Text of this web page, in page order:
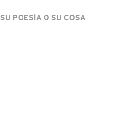
SU POESÍA O SU COSA